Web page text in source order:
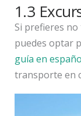
1.3
Si prefieres
puedes optar
guía en
transporte en